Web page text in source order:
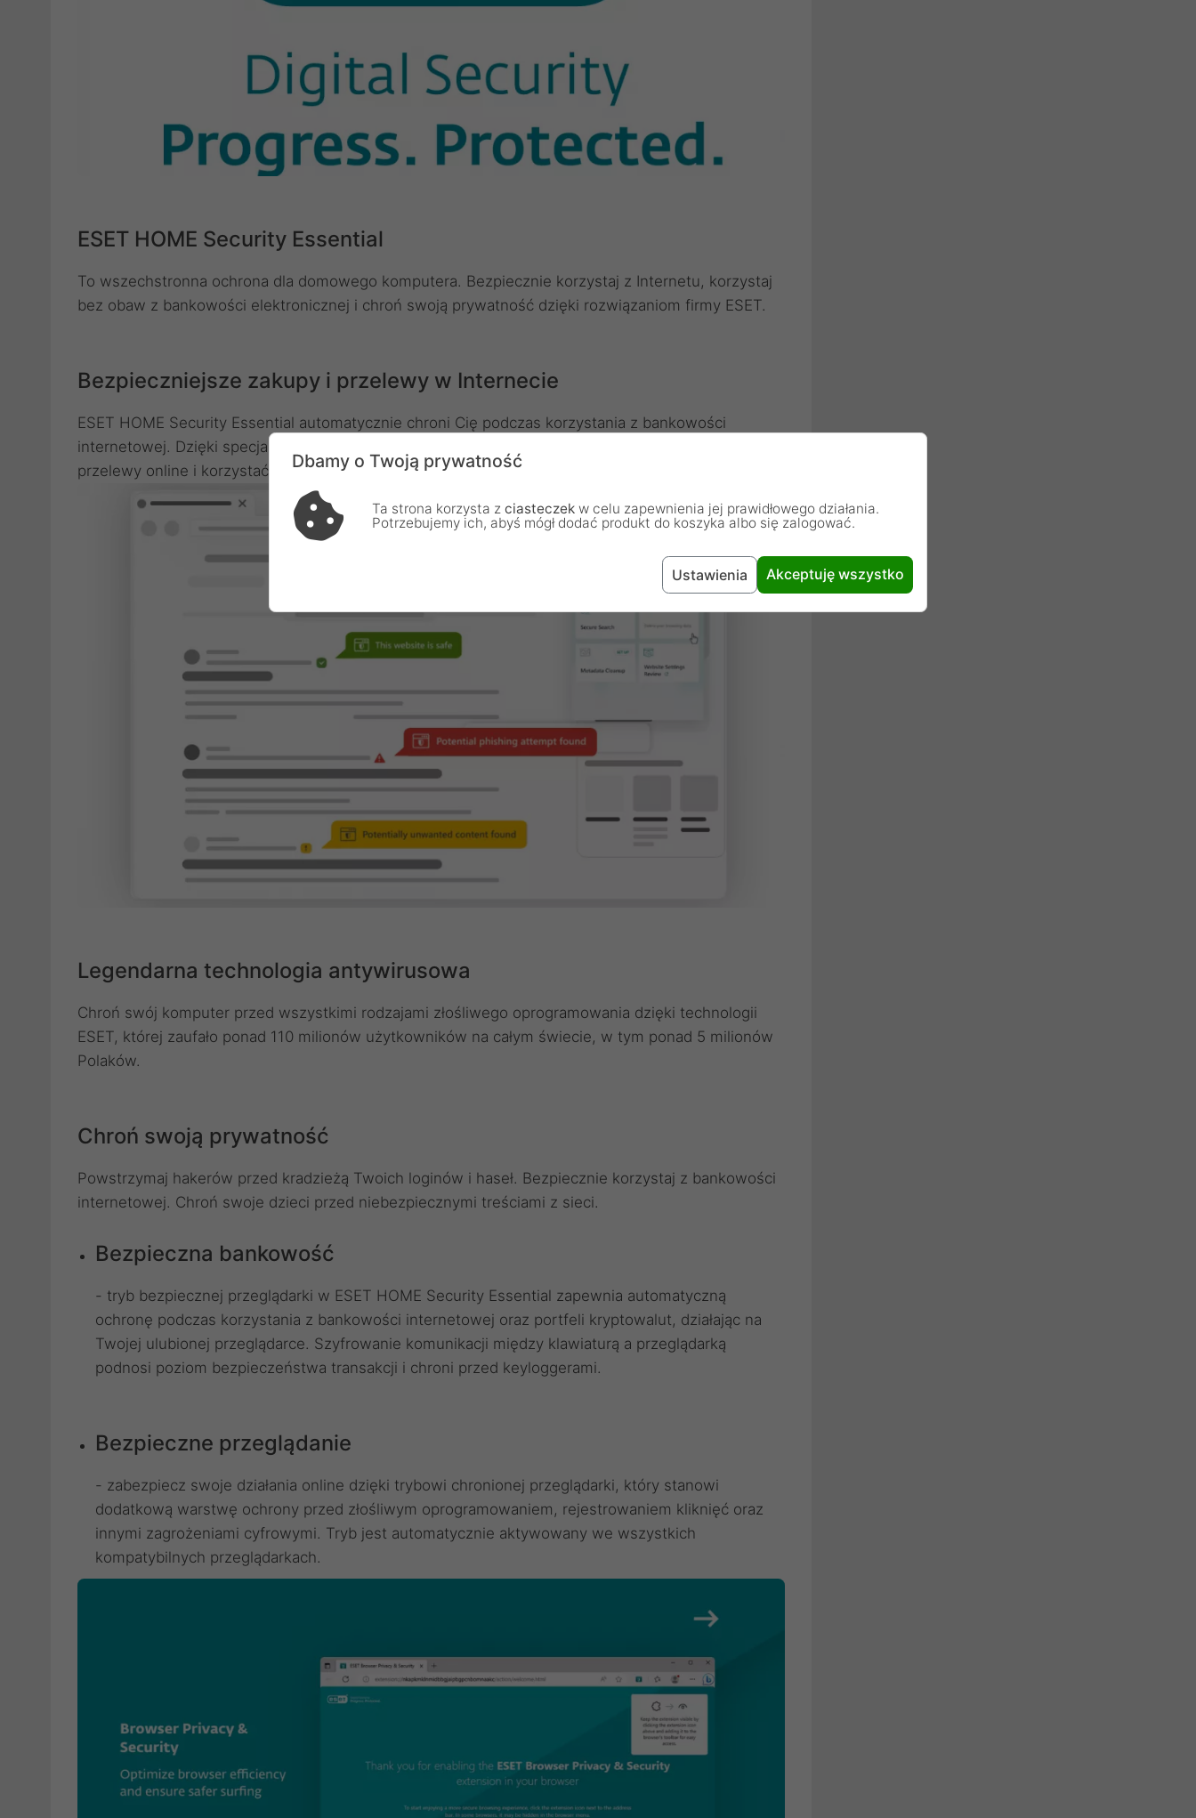
ESET HOME Security Essential
To wszechstronna ochrona dla domowego komputera. Bezpiecznie korzystaj z Internetu, korzystaj
bez obaw z bankowości elektronicznej i chroń swoją prywatność dzięki rozwiązaniom firmy ESET.
Bezpieczniejsze zakupy i przelewy w Internecie
ESET HOME Security Essential automatycznie chroni Cię podczas korzystania z bankowości
internetowej. Dzięki specjalnie zabezpieczonej przeglądarce, możesz bezpiecznie realizować
przelewy online i korzystać z e-portfeli.
Legendarna technologia antywirusowa
Chroń swój komputer przed wszystkimi rodzajami złośliwego oprogramowania dzięki technologii
ESET, której zaufało ponad 110 milionów użytkowników na całym świecie, w tym ponad 5 milionów
Polaków.
Chroń swoją prywatność
Powstrzymaj hakerów przed kradzieżą Twoich loginów i haseł. Bezpiecznie korzystaj z bankowości
internetowej. Chroń swoje dzieci przed niebezpiecznymi treściami z sieci.
Bezpieczna bankowość
- tryb bezpiecznej przeglądarki w ESET HOME Security Essential zapewnia automatyczną
ochronę podczas korzystania z bankowości internetowej oraz portfeli kryptowalut, działając na
Twojej ulubionej przeglądarce. Szyfrowanie komunikacji między klawiaturą a przeglądarką
podnosi poziom bezpieczeństwa transakcji i chroni przed keyloggerami.
Bezpieczne przeglądanie
- zabezpiecz swoje działania online dzięki trybowi chronionej przeglądarki, który stanowi
dodatkową warstwę ochrony przed złośliwym oprogramowaniem, rejestrowaniem kliknięć oraz
innymi zagrożeniami cyfrowymi. Tryb jest automatycznie aktywowany we wszystkich
kompatybilnych przeglądarkach.
Dbamy o Twoją prywatność
Ta strona korzysta z ciasteczek w celu zapewnienia jej prawidłowego działania.
Potrzebujemy ich, abyś mógł dodać produkt do koszyka albo się zalogować.
Ustawienia Akceptuję wszystko